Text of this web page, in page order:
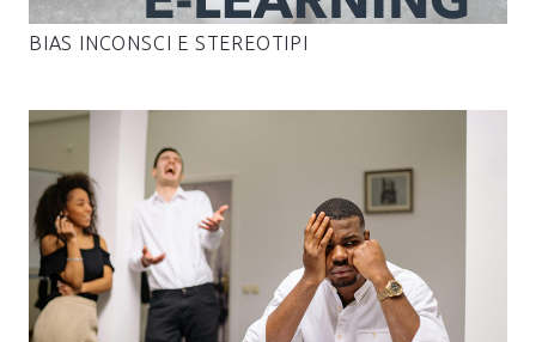
BIAS INCONSCI E STEREOTIPI